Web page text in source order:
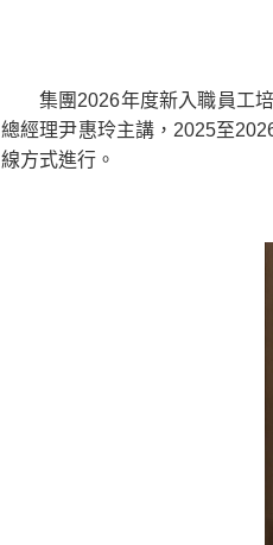
集團2026年度新入職員工
總經理尹惠玲主講，2025至
線方式進行。